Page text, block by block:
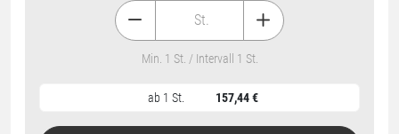
ab 1 St. 157,44 €
St.
Min. 1 St. / Intervall 1 St.